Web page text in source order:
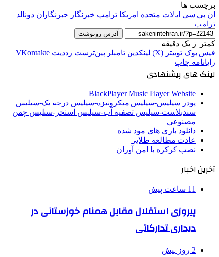
برچسب ها
ان بی سی ایالات متحده امریکا ترامپ خبرنگار خبرنگاران دونالد
ترامپ
آدرس رونوشت
کمتر از یک دقیقه
فیس بوک توییتر (X) لینکدین ‫تامبلر ‫پین‌ترست ‫رددیت ‫VKontakte
رایانامه چاپ
لینک های پیشنهادی
BlackPlayer Music Player Website
پودر سیلیس-سیلیس میکرونیزه-سیلیس درجه یک-سیلیس
سندبلاست-سیلیس تصفیه آب-سیلیس استخر-سیلیس چمن
مصنوعی
دانلود بازی های مود شده
عادت مطالعه طلایی
نصب کرکره با امن آوران
آخرین اخبار
11 ساعت پیش
پیروزی استقلال مقابل همنام خوزستانی در
دیداری تدارکاتی
2 روز پیش